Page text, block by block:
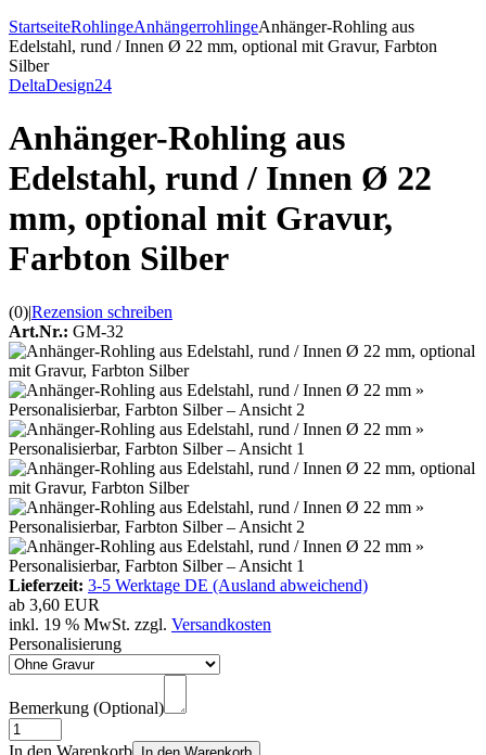
StartseiteRohlingeAnhängerrohlingeAnhänger-Rohling aus
Edelstahl, rund / Innen Ø 22 mm, optional mit Gravur, Farbton
Silber
DeltaDesign24
Anhänger-Rohling aus
Edelstahl, rund / Innen Ø 22
mm, optional mit Gravur,
Farbton Silber
(0)|Rezension schreiben
Art.Nr.: GM-32
Lieferzeit: 3-5 Werktage DE (Ausland abweichend)
ab 3,60 EUR
inkl. 19 % MwSt. zzgl. Versandkosten
Personalisierung
Bemerkung (Optional)
In den Warenkorb